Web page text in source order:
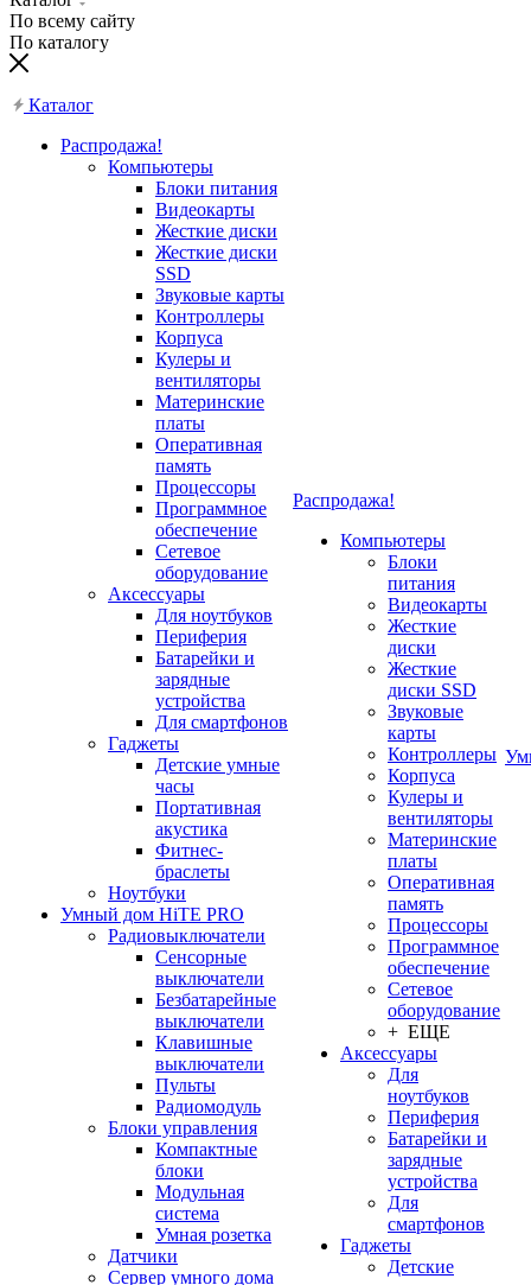
По всему сайту
По каталогу
Каталог
Распродажа!
Компьютеры
Блоки питания
Видеокарты
Жесткие диски
Жесткие диски
SSD
Звуковые карты
Контроллеры
Корпуса
Кулеры и
вентиляторы
Материнские
платы
Оперативная
память
Процессоры
Программное
обеспечение
Сетевое
оборудование
Аксессуары
Для ноутбуков
Периферия
Батарейки и
зарядные
устройства
Для смартфонов
Гаджеты
Детские умные
часы
Портативная
акустика
Фитнес-
браслеты
Ноутбуки
Умный дом HiTE PRO
Радиовыключатели
Сенсорные
выключатели
Безбатарейные
выключатели
Клавишные
выключатели
Пульты
Радиомодуль
Блоки управления
Компактные
блоки
Модульная
система
Умная розетка
Датчики
Сервер умного дома
Распродажа!
Компьютеры
Блоки
питания
Видеокарты
Жесткие
диски
Жесткие
диски SSD
Звуковые
карты
Контроллеры
Корпуса
Кулеры и
вентиляторы
Материнские
платы
Оперативная
память
Процессоры
Программное
обеспечение
Сетевое
оборудование
+ ЕЩЕ
Аксессуары
Для
ноутбуков
Периферия
Батарейки и
зарядные
устройства
Для
смартфонов
Гаджеты
Детские